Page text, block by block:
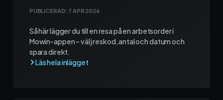
PUBLICERAD: 7 APR 2026
Så här lägger du till en resa på en arbetsorder i
Mowin-appen – välj reskod, antal och datum och
spara direkt.